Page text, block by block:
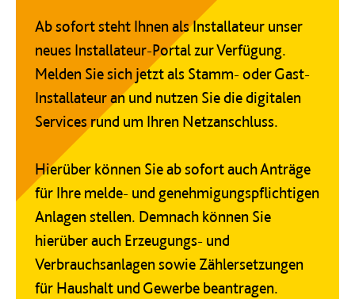
Ab sofort steht Ihnen als Installateur unser
neues Installateur-Portal zur Verfügung.
Melden Sie sich jetzt als Stamm- oder Gast-
Installateur an und nutzen Sie die digitalen
Services rund um Ihren Netzanschluss.
Hierüber können Sie ab sofort auch Anträge
für Ihre melde- und genehmigungspflichtigen
Anlagen stellen. Demnach können Sie
hierüber auch Erzeugungs- und
Verbrauchsanlagen sowie Zählersetzungen
für Haushalt und Gewerbe beantragen.